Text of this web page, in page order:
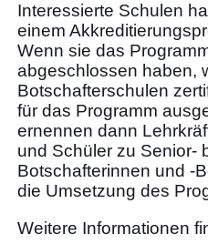
Interessierte Schulen
einem
Wenn sie das
abgeschlossen haben,
Botschafterschulen
für das Programm
ernennen dann
und Schüler zu Senior-
Botschafterinnen und -
die Umsetzung des
Weitere Informationen